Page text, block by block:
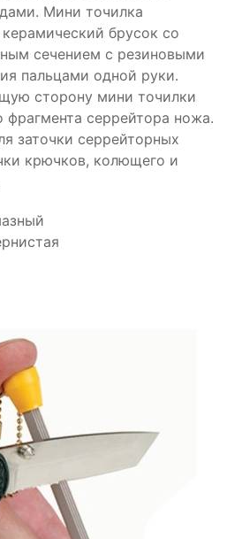
Мини точилка
брусок со
сечением с резиновыми
пальцами одной руки.
сторону мини точилки
фрагмента серрейтора ножа.
заточки серрейторных
крючков, колющего и